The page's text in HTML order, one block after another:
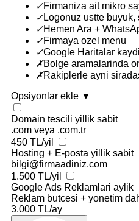
✓Firmaniza ait mikro
✓Logonuz ustte buyuk,
✓Hemen Ara +
✓Firmaya ozel menu
✓Google Haritalar kaydi
✗Bolge aramalarinda
✗Rakiplerle ayni
Opsiyonlar ekle ▼
Domain tescili yillik sabit
.com veya .com.tr
450 TL/yil
Hosting + E-posta yillik sabit
bilgi@firmaadiniz.com
1.500 TL/yil
Google Ads Reklamlari aylik
Reklam butcesi + yonetim
3.000 TL/ay